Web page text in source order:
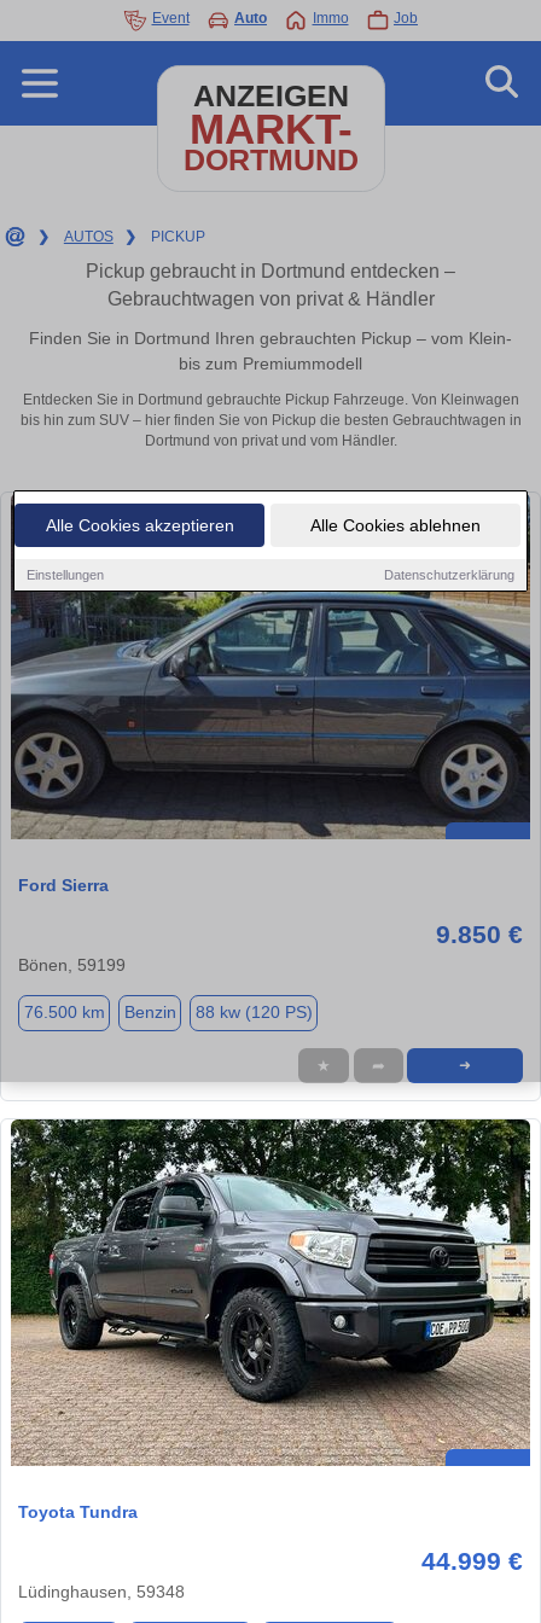
Alle Cookies akzeptieren Alle Cookies ablehnen
Einstellungen Datenschutzerklärung
Event Auto Immo Job
ANZEIGEN
MARKT-
DORTMUND
❯ AUTOS ❯ PICKUP
Pickup gebraucht in Dortmund entdecken –
Gebrauchtwagen von privat & Händler
Finden Sie in Dortmund Ihren gebrauchten Pickup – vom Klein-
bis zum Premiummodell
Entdecken Sie in Dortmund gebrauchte Pickup Fahrzeuge. Von Kleinwagen
bis hin zum SUV – hier finden Sie von Pickup die besten Gebrauchtwagen in
Dortmund von privat und vom Händler.
Ford Sierra
9.850 €
Bönen, 59199
76.500 km Benzin 88 kw (120 PS)
★ ➦ ➜
Toyota Tundra
44.999 €
Lüdinghausen, 59348